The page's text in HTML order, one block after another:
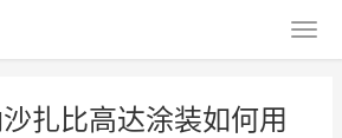
扎比高达涂装如何用